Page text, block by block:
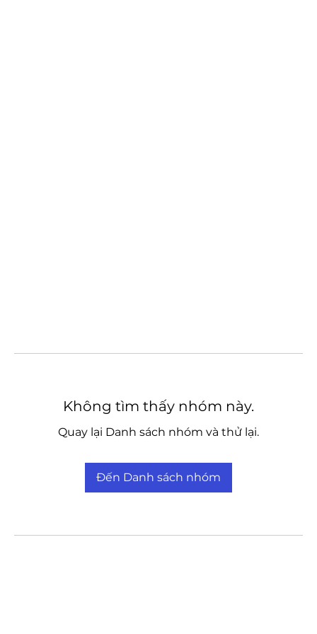
Không tìm thấy nhóm này.
Quay lại Danh sách nhóm và thử lại.
Đến Danh sách nhóm